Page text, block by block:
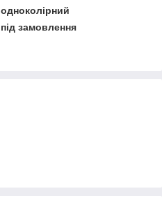
одноколірний
під замовлення